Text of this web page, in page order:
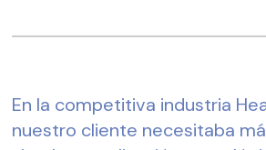
En la competitiva industria
nuestro cliente necesitaba